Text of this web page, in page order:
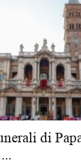
di